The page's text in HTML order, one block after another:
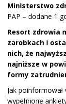
Ministerstwo
PAP – dodane 1
Resort zdrowia
zarobkach i
nich, że
najniższe w
formy
Jak
wypełnione